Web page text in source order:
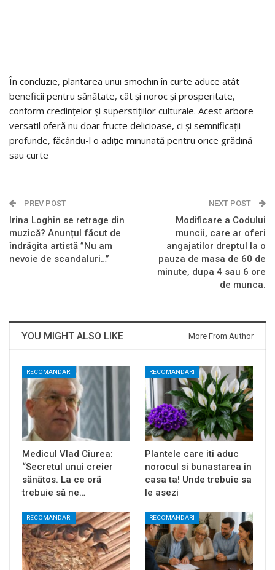
În concluzie, plantarea unui smochin în curte aduce atât
beneficii pentru sănătate, cât și noroc și prosperitate,
conform credințelor și superstițiilor culturale. Acest arbore
versatil oferă nu doar fructe delicioase, ci și semnificații
profunde, făcându-l o adiție minunată pentru orice grădină
sau curte
PREV POST
Irina Loghin se retrage din
muzică? Anunțul făcut de
îndrăgita artistă ”Nu am
nevoie de scandaluri…”
NEXT POST
Modificare a Codului
muncii, care ar oferi
angajatilor dreptul la o
pauza de masa de 60 de
minute, dupa 4 sau 6 ore
de munca.
YOU MIGHT ALSO LIKE More From Author
RECOMANDARI
Medicul Vlad Ciurea:
“Secretul unui creier
sănătos. La ce oră
trebuie să ne…
RECOMANDARI
Plantele care iti aduc
norocul si bunastarea in
casa ta! Unde trebuie sa
le asezi
RECOMANDARI RECOMANDARI